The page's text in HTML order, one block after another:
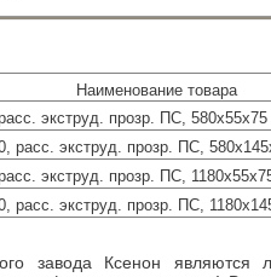
Наименование товара
экструд. прозр. ПС,
расс. экструд. прозр. ПС,
экструд. прозр. ПС,
расс. экструд. прозр. ПС,
завода Ксенон